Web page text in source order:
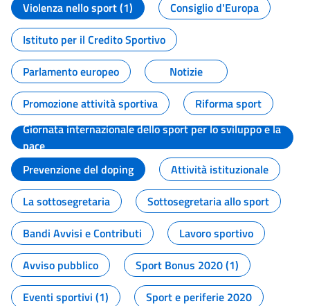
Violenza nello sport (1)
Consiglio d'Europa
Istituto per il Credito Sportivo
Parlamento europeo
Notizie
Promozione attività sportiva
Riforma sport
Giornata internazionale dello sport per lo sviluppo e la
pace
Prevenzione del doping
Attività istituzionale
La sottosegretaria
Sottosegretaria allo sport
Bandi Avvisi e Contributi
Lavoro sportivo
Avviso pubblico
Sport Bonus 2020 (1)
Eventi sportivi (1)
Sport e periferie 2020